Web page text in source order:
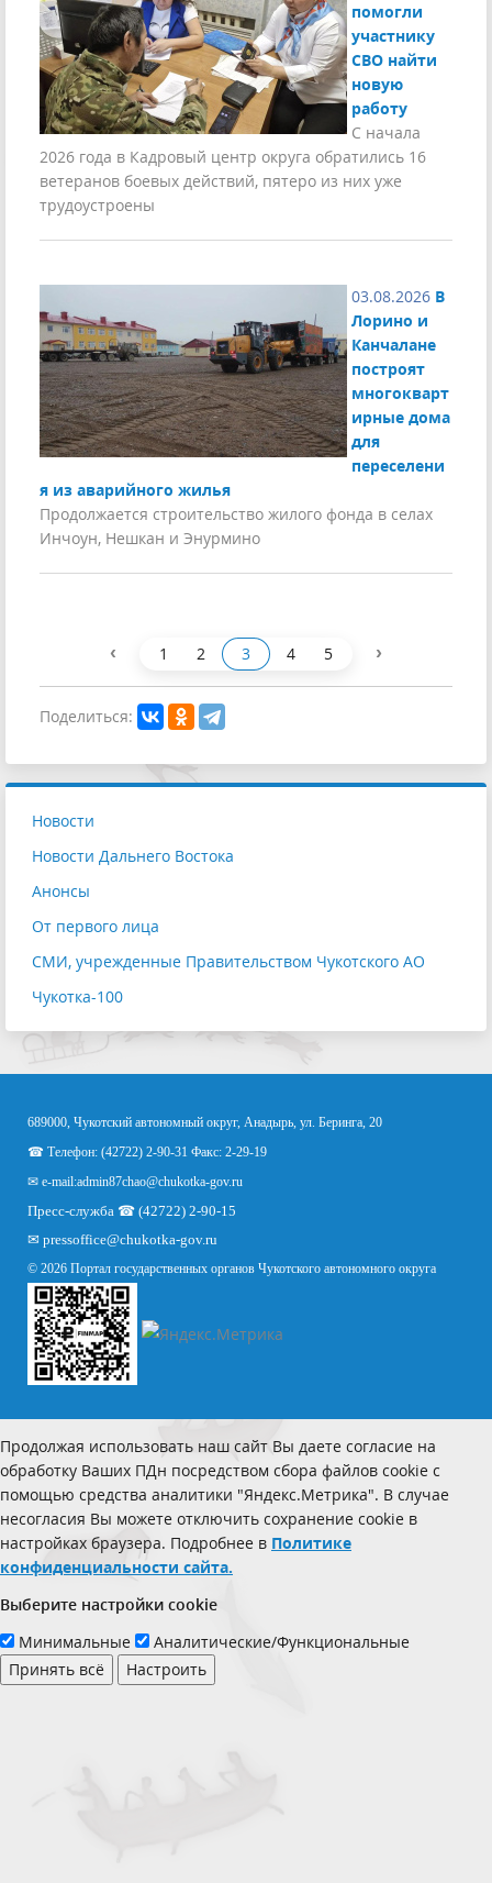
помогли
участнику
СВО найти
новую
работу
С начала
2026 года в Кадровый центр округа обратились 16
ветеранов боевых действий, пятеро из них уже
трудоустроены
03.08.2026 В
Лорино и
Канчалане
построят
многокварт
ирные дома
для
переселени
я из аварийного жилья
Продолжается строительство жилого фонда в селах
Инчоун, Нешкан и Энурмино
‹ 1 2 3 4 5 ›
Поделиться:
Новости
Новости Дальнего Востока
Анонсы
От первого лица
СМИ, учрежденные Правительством Чукотского АО
Чукотка-100
689000, Чукотский автономный округ, Анадырь, ул. Беринга, 20
☎ Телефон: (42722) 2-90-31 Факс: 2-29-19
✉ e-mail:admin87chao@chukotka-gov.ru
Пресс-служба ☎ (42722) 2-90-15
✉ pressoffice@chukotka-gov.ru
© 2026 Портал государственных органов Чукотского автономного округа
Продолжая использовать наш сайт Вы даете согласие на
обработку Ваших ПДн посредством сбора файлов cookie с
помощью средства аналитики "Яндекс.Метрика". В случае
несогласия Вы можете отключить сохранение cookie в
настройках браузера. Подробнее в Политике
конфиденциальности сайта.
Выберите настройки cookie
Минимальные
Аналитические/Функциональные
Принять всё
Настроить